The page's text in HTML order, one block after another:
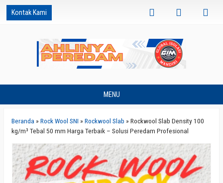
Kontak Kami
MENU
Beranda » Rock Wool SNI » Rockwool Slab » Rockwool Slab Density 100
kg/m³ Tebal 50 mm Harga Terbaik – Solusi Peredam Profesional